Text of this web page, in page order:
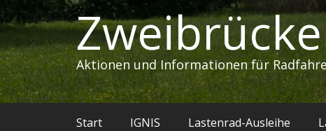
Aktionen und Informationen für
Start IGNIS Lastenrad-Ausleihe